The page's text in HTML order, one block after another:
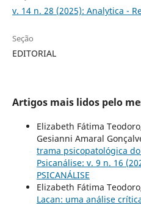
v. 14 n. 28 (2025): Analytica -
Seção
EDITORIAL
Artigos mais lidos pelo
Elizabeth Fátima
Gesianni Amaral
trama psicopatológica do
Psicanálise: v. 9 n. 16
PSICANÁLISE
Elizabeth Fátima
Lacan: uma análise